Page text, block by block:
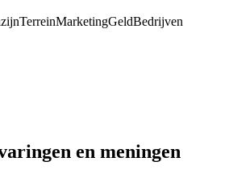
TerreinMarketingGeldBedrijven
en meningen